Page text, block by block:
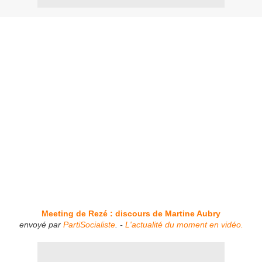
Meeting de Rezé : discours de Martine Aubry
envoyé par PartiSocialiste. - L'actualité du moment en vidéo.